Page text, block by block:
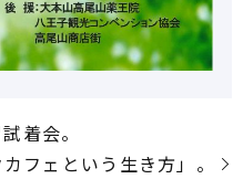
着会。
カフェという生き方」。